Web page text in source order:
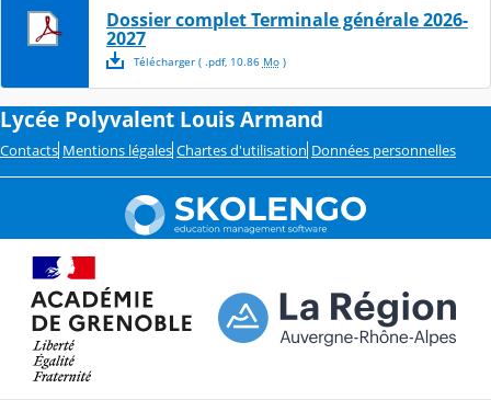
Dossier complet Terminale générale 2026-
2027
Télécharger( .pdf, 10.86 Mo)
Lycée Polyvalent Louis Armand
Contacts Mentions légales Chartes d'utilisation Données personnelles